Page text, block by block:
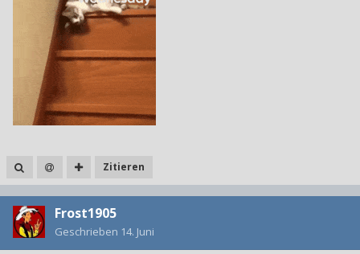
Zitieren
Frost1905
Geschrieben 14. Juni